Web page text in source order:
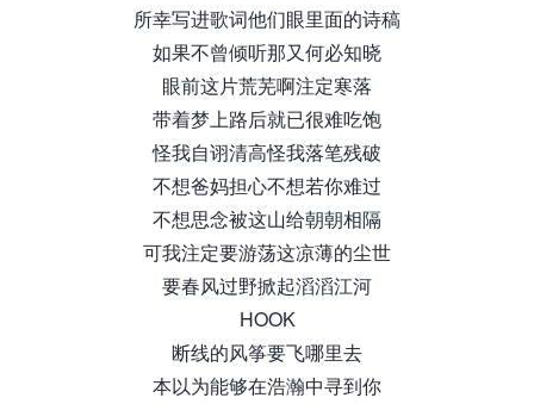
所幸写进歌词他们眼里面的诗稿
如果不曾倾听那又何必知晓
眼前这片荒芜啊注定寒落
带着梦上路后就已很难吃饱
怪我自诩清高怪我落笔残破
不想爸妈担心不想若你难过
不想思念被这山给朝朝相隔
可我注定要游荡这凉薄的尘世
要春风过野掀起滔滔江河
HOOK
断线的风筝要飞哪里去
本以为能够在浩瀚中寻到你